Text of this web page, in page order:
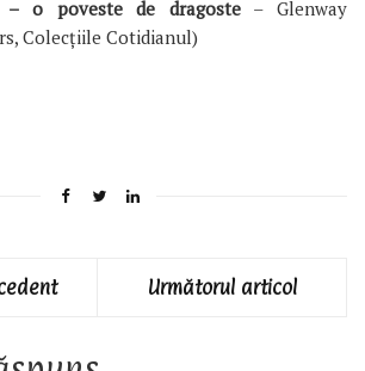
– o poveste de dragoste– Glenway
Colecțiile Cotidianul)
Următorul articol